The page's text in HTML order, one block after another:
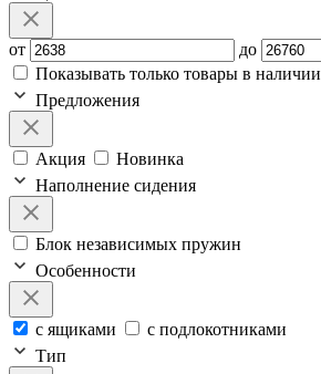
от
до
Показывать только товары в наличии
Предложения
Акция
Новинка
Наполнение сидения
Блок независимых пружин
Особенности
с ящиками
c подлокотниками
Тип